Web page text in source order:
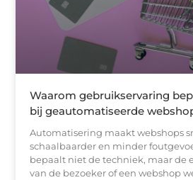
Waarom gebruikservaring
bij geautomatiseerde
Automatisering maakt webshops
schaalbaarder en minder
bepaalt niet de techniek, maar de
van de bezoeker of een webshop